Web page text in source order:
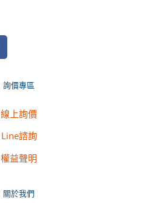
詢價專區
線上詢價
Line諮詢
權益聲明
關於我們